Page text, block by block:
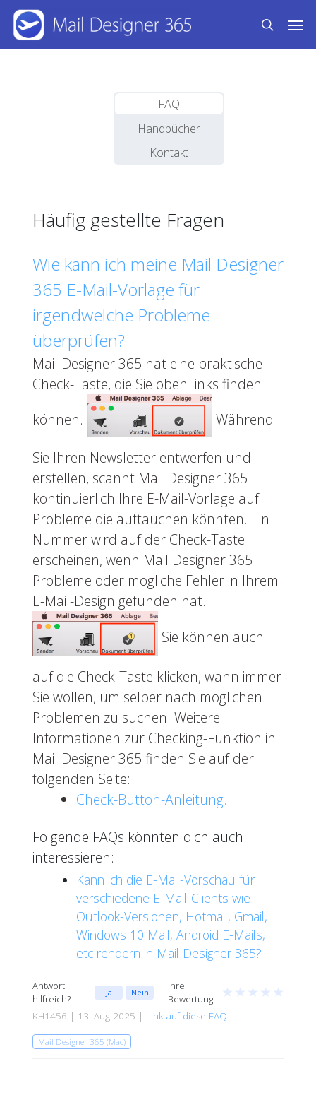
Skip
main
search
FAQ
Handbücher
Kontakt
Häufig gestellte Fragen
Wie kann ich meine Mail Designer
365 E-Mail-Vorlage für
irgendwelche Probleme
überprüfen?
Mail Designer 365 hat eine praktische
Check-Taste, die Sie oben links finden
können.
Während
Sie Ihren Newsletter entwerfen und
erstellen, scannt Mail Designer 365
kontinuierlich Ihre E-Mail-Vorlage auf
Probleme die auftauchen könnten. Ein
Nummer wird auf der Check-Taste
erscheinen, wenn Mail Designer 365
Probleme oder mögliche Fehler in Ihrem
E-Mail-Design gefunden hat.
Sie können auch
auf die Check-Taste klicken, wann immer
Sie wollen, um selber nach möglichen
Problemen zu suchen. Weitere
Informationen zur Checking-Funktion in
Mail Designer 365 finden Sie auf der
folgenden Seite:
Check-Button-Anleitung.
Folgende FAQs könnten dich auch
interessieren:
Kann ich die E-Mail-Vorschau für
verschiedene E-Mail-Clients wie
Outlook-Versionen, Hotmail, Gmail,
Windows 10 Mail, Android E-Mails,
etc rendern in Mail Designer 365?
Antwort
hilfreich?
Ja Nein
Ihre
Bewertung
★ ★ ★ ★ ★
KH1456 | 13. Aug 2025 | Link auf diese FAQ
Mail Designer 365 (Mac)